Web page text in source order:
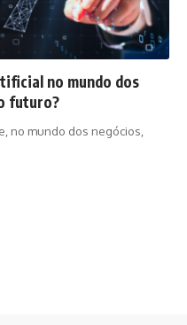
no mundo dos
futuro?
no mundo dos negócios,